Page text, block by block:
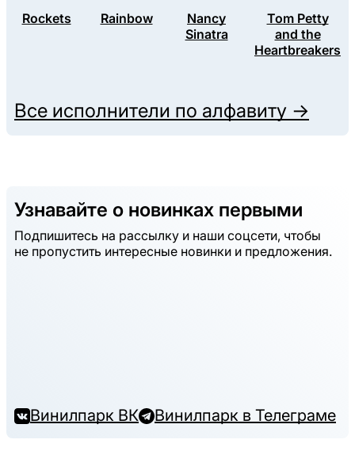
Rockets Rainbow
Nancy
Sinatra
Tom Petty
and the
Heartbreakers
Все исполнители по алфавиту →
Узнавайте о новинках первыми
Подпишитесь на рассылку и наши соцсети, чтобы
не пропустить интересные новинки и предложения.
Винилпарк ВК Винилпарк в Телеграме